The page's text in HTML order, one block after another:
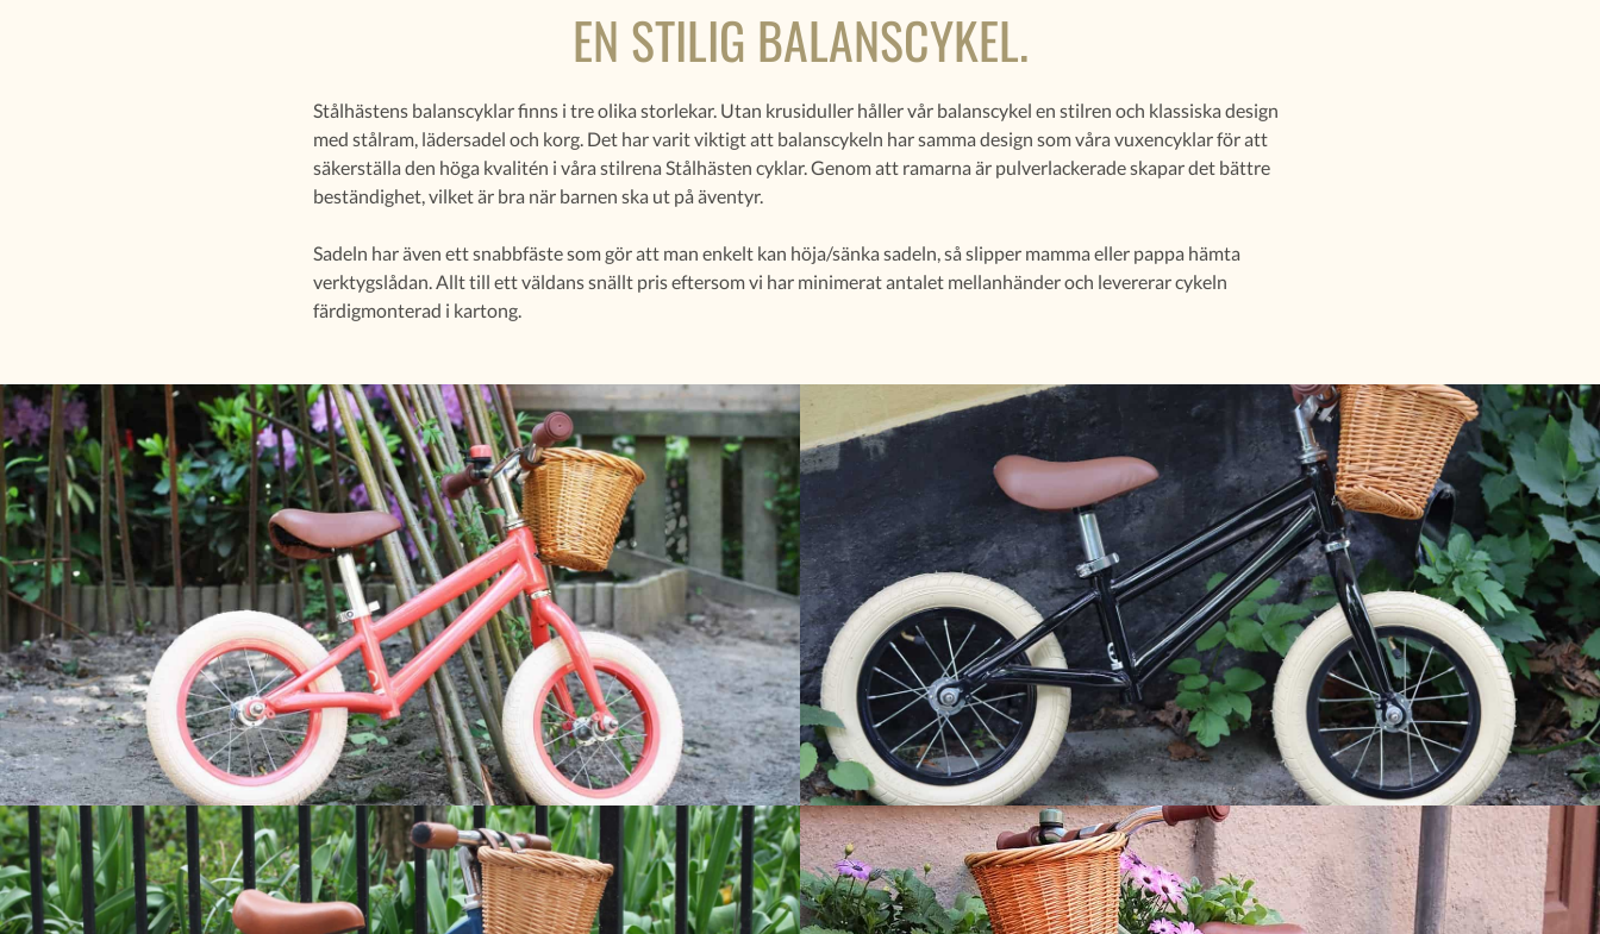
EN STILIG BALANSCYKEL.
Stålhästens balanscyklar finns i tre olika storlekar. Utan krusiduller håller vår balanscykel en stilren och klassiska design
med stålram, lädersadel och korg. Det har varit viktigt att balanscykeln har samma design som våra vuxencyklar för att
säkerställa den höga kvalitén i våra stilrena Stålhästen cyklar. Genom att ramarna är pulverlackerade skapar det bättre
beständighet, vilket är bra när barnen ska ut på äventyr.
Sadeln har även ett snabbfäste som gör att man enkelt kan höja/sänka sadeln, så slipper mamma eller pappa hämta
verktygslådan. Allt till ett väldans snällt pris eftersom vi har minimerat antalet mellanhänder och levererar cykeln
färdigmonterad i kartong.